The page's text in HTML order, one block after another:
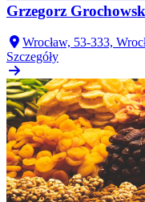
Grzegorz
Wrocław, 53-333,
Szczegóły